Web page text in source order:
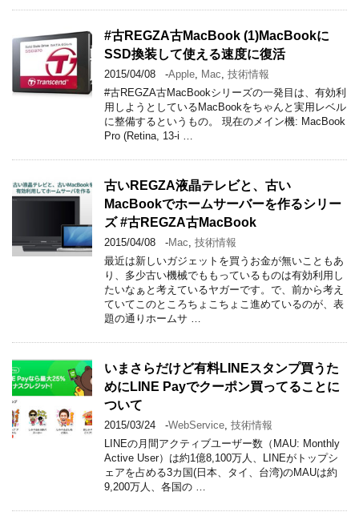
#古REGZA古MacBook (1)MacBookに
SSD換装して使える速度に復活
2015/04/08 -Apple, Mac, 技術情報
#古REGZA古MacBookシリーズの一発目は、有効利
用しようとしているMacBookをちゃんと実用レベル
に整備するというもの。 現在のメイン機: MacBook
Pro (Retina, 13-i …
古いREGZA液晶テレビと、古い
MacBookでホームサーバーを作るシリー
ズ #古REGZA古MacBook
2015/04/08 -Mac, 技術情報
最近は新しいガジェットを買うお金が無いこともあ
り、多少古い機械でももっているものは有効利用し
たいなぁと考えているヤガーです。で、前から考え
ていてこのところちょこちょこ進めているのが、表
題の通りホームサ …
いまさらだけど有料LINEスタンプ買うた
めにLINE Payでクーポン買ってることに
ついて
2015/03/24 -WebService, 技術情報
LINEの月間アクティブユーザー数（MAU: Monthly
Active User）は約1億8,100万人、LINEがトップシ
ェアを占める3カ国(日本、タイ、台湾)のMAUは約
9,200万人、各国の …